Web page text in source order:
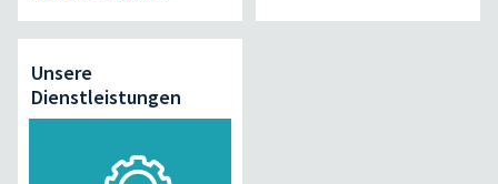
Unsere
Dienstleistungen